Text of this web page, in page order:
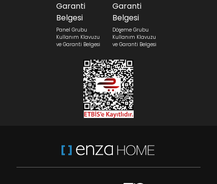
Panel Grubu
Kullanım Klavuzu
ve Garanti Belgesi
Döşeme Grubu
Kullanım Klavuzu
ve Garanti Belgesi